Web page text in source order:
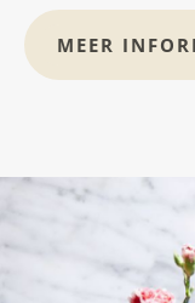
MEER